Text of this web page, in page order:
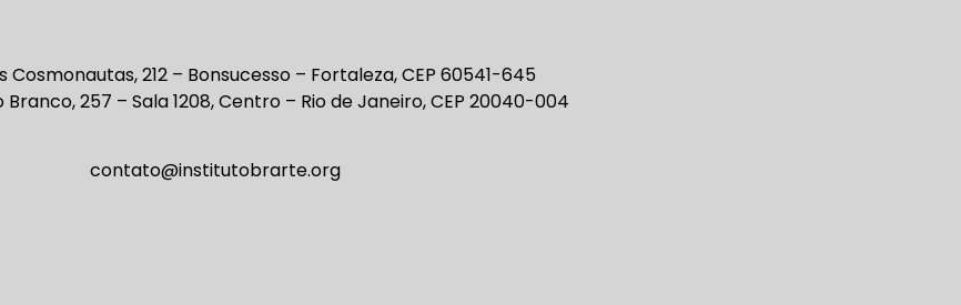
Cosmonautas, 212 – Bonsucesso – Fortaleza, CEP 60541-645
Branco, 257 – Sala 1208, Centro – Rio de Janeiro, CEP 20040-004
contato@institutobrarte.org